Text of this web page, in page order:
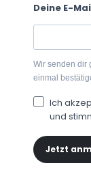
Deine E-
Wir senden dir
einmal
Ich
und
Jetzt